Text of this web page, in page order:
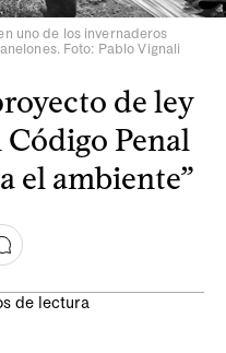
uno de los invernaderos
Foto: Pablo Vignali
de ley
Penal
el ambiente”
de lectura